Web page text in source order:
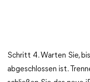
Schritt 4. Warten Sie,
abgeschlossen ist.